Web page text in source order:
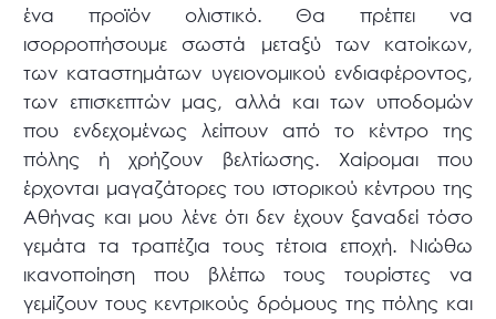
ένα προϊόν ολιστικό. Θα πρέπει να
ισορροπήσουμε σωστά μεταξύ των κατοίκων,
των καταστημάτων υγειονομικού ενδιαφέροντος,
των επισκεπτών μας, αλλά και των υποδομών
που ενδεχομένως λείπουν από το κέντρο της
πόλης ή χρήζουν βελτίωσης. Χαίρομαι που
έρχονται μαγαζάτορες του ιστορικού κέντρου της
Αθήνας και μου λένε ότι δεν έχουν ξαναδεί τόσο
γεμάτα τα τραπέζια τους τέτοια εποχή. Νιώθω
ικανοποίηση που βλέπω τους τουρίστες να
γεμίζουν τους κεντρικούς δρόμους της πόλης και